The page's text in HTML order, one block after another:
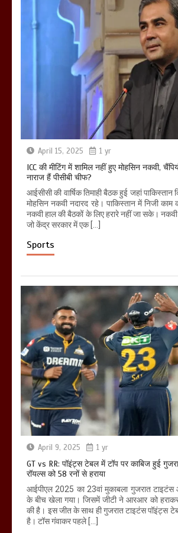
April 15, 2025 1 yr
ICC की मीटिंग में शामिल नहीं हुए मोहसिन नकवी,
नाराज हैं पीसीबी चीफ?
आईसीसी की वार्षिक तिमाही बैठक हुई जहां पाकिस्तान
मोहसिन नकवी नदारद रहे। पाकिस्तान में निजी काम
नकवी हाल की बैठकों के लिए हरारे नहीं जा सके।
जो केंद्र सरकार में एक […]
Sports
April 9, 2025 1 yr
GT vs RR: पॉइंट्स टेबल में टॉप पर काबिज हुई
रॉयल्स को 58 रनों से हराया
आईपीएल 2025 का 23वां मुकाबला गुजरात टाइटंस
के बीच खेला गया। जिसमें जीटी ने आरआर को
की है। इस जीत के साथ ही गुजरात टाइटंस पॉइंट्स
है। टॉस गंवाकर पहले […]